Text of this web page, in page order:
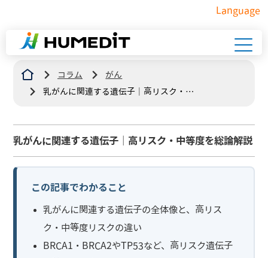
Language
コラム
がん
乳がんに関連する遺伝子｜高リスク・中
乳がんに関連する遺伝子｜高リスク・中等度を総論解説
この記事でわかること
乳がんに関連する遺伝子の全体像と、高リス
ク・中等度リスクの違い
BRCA1・BRCA2やTP53など、高リスク遺伝子